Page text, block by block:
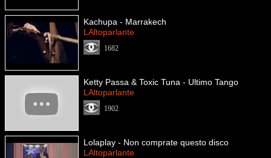
Kachupa - Marrakech
LAltoparlante
1682
Ketty Passa & Toxic Tuna - Ultimo Tango
LAltoparlante
1902
Lolaplay - Non comprate questo disco
LAltoparlante